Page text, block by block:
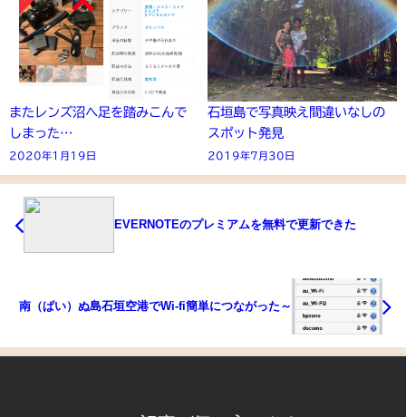
またレンズ沼へ足を踏みこんで
しまった…
2020年1月19日
石垣島で写真映え間違いなしの
スポット発見
2019年7月30日
EVERNOTEのプレミアムを無料で更新できた
南（ぱい）ぬ島石垣空港でWi-fi簡単につながった～